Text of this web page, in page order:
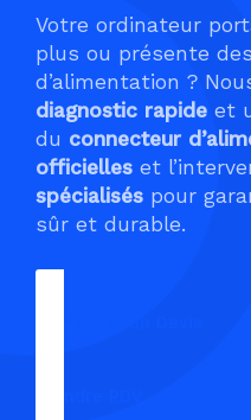
Votre ordinateur
plus ou présente
d’alimentation ?
diagnostic rapide et
du connecteur
officielles et
spécialisés pour
sûr et durable.